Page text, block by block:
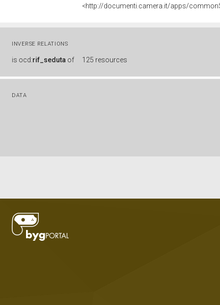
INVERSE RELATIONS
is ocd:rif_seduta of 125 resources
DATA